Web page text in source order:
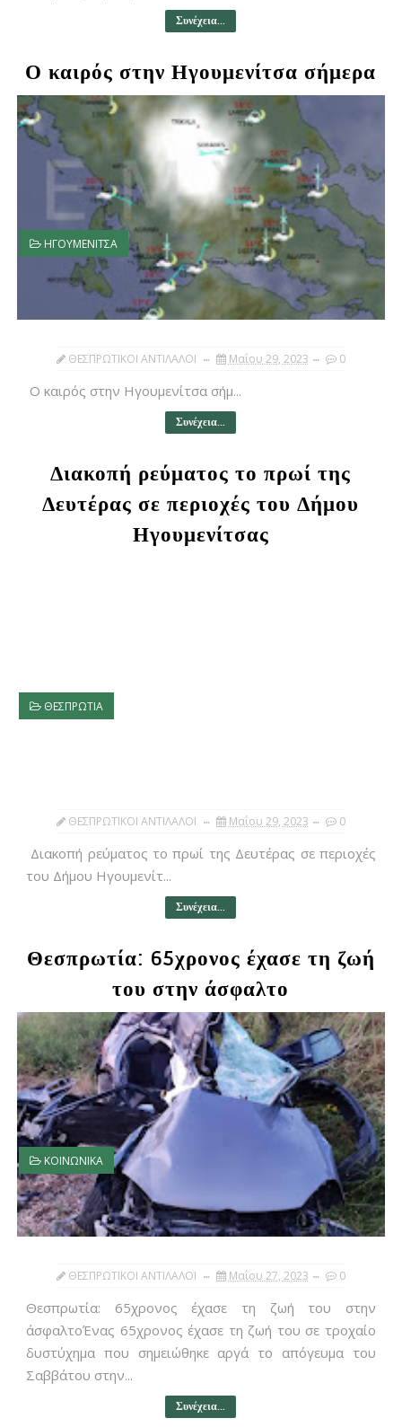
Συνέχεια...
Ο καιρός στην Ηγουμενίτσα σήμερα
ΗΓΟΥΜΕΝΙΤΣΑ
ΘΕΣΠΡΩΤΙΚΟΙ ΑΝΤΙΛΑΛΟΙ Μαΐου 29, 2023 0
Ο καιρός στην Ηγουμενίτσα σήμ...
Συνέχεια...
Διακοπή ρεύματος το πρωί της
Δευτέρας σε περιοχές του Δήμου
Ηγουμενίτσας
ΘΕΣΠΡΩΤΙΑ
ΘΕΣΠΡΩΤΙΚΟΙ ΑΝΤΙΛΑΛΟΙ Μαΐου 29, 2023 0
Διακοπή ρεύματος το πρωί της Δευτέρας σε περιοχές
του Δήμου Ηγουμενίτ...
Συνέχεια...
Θεσπρωτία: 65χρονος έχασε τη ζωή
του στην άσφαλτο
ΚΟΙΝΩΝΙΚΑ
ΘΕΣΠΡΩΤΙΚΟΙ ΑΝΤΙΛΑΛΟΙ Μαΐου 27, 2023 0
Θεσπρωτία: 65χρονος έχασε τη ζωή του στην
άσφαλτοΈνας 65χρονος έχασε τη ζωή του σε τροχαίο
δυστύχημα που σημειώθηκε αργά το απόγευμα του
Σαββάτου στην...
Συνέχεια...